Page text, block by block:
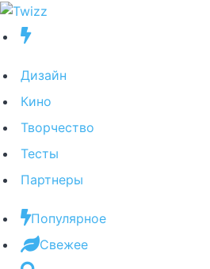
Дизайн
Кино
Творчество
Тесты
Партнеры
Популярное
Свежее